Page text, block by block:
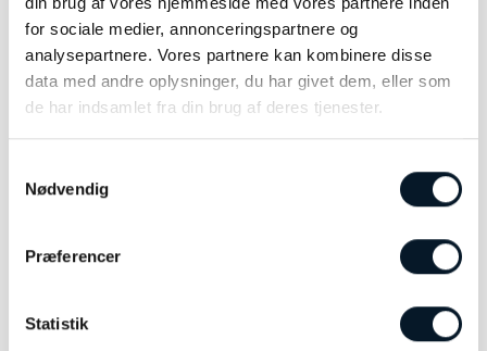
for sociale medier, annonceringspartnere og
analysepartnere. Vores partnere kan kombinere disse
data med andre oplysninger, du har givet dem, eller som
de har indsamlet fra din brug af deres tjenester.
Nødvendig
Præferencer
Statistik
Her er til endnu 100 års fremragenhed med
Meisterstück!
DU KUNNE OGSÅ VÆRE INTERESSERET I…